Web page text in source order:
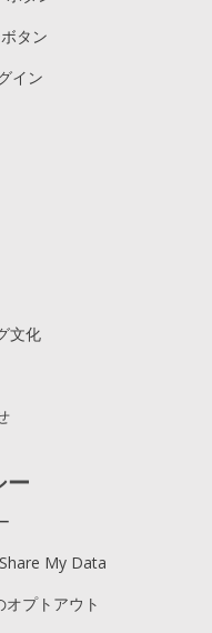
タン
イン
文化
ー
My Data
プトアウト